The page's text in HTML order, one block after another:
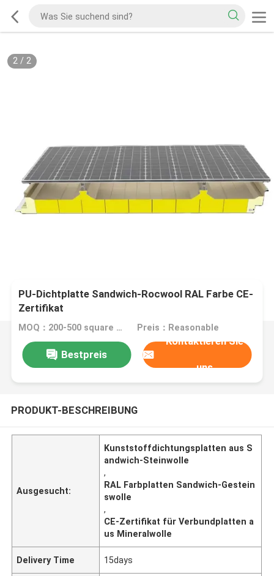
2/ 2
PU-Dichtplatte Sandwich-Rocwool RAL Farbe CE-
Zertifikat
MOQ：200-500 square meters Preis：Reasonable
Bestpreis
Kontaktieren Sie
uns
PRODUKT-BESCHREIBUNG
Ausgesucht:
Kunststoffdichtungsplatten aus S
andwich-Steinwolle
,
RAL Farbplatten Sandwich-Gestein
swolle
,
CE-Zertifikat für Verbundplatten a
us Mineralwolle
Delivery Time 15days